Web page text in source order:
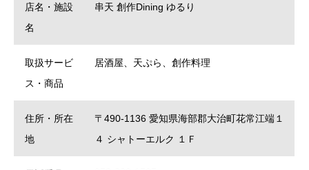
店名・施設
名
串天 創作Dining ゆるり
取扱サービ
ス・商品
居酒屋、天ぷら、創作料理
住所・所在
地
〒490-1136 愛知県海部郡大治町花常江端１
４ シャトーエルク １Ｆ